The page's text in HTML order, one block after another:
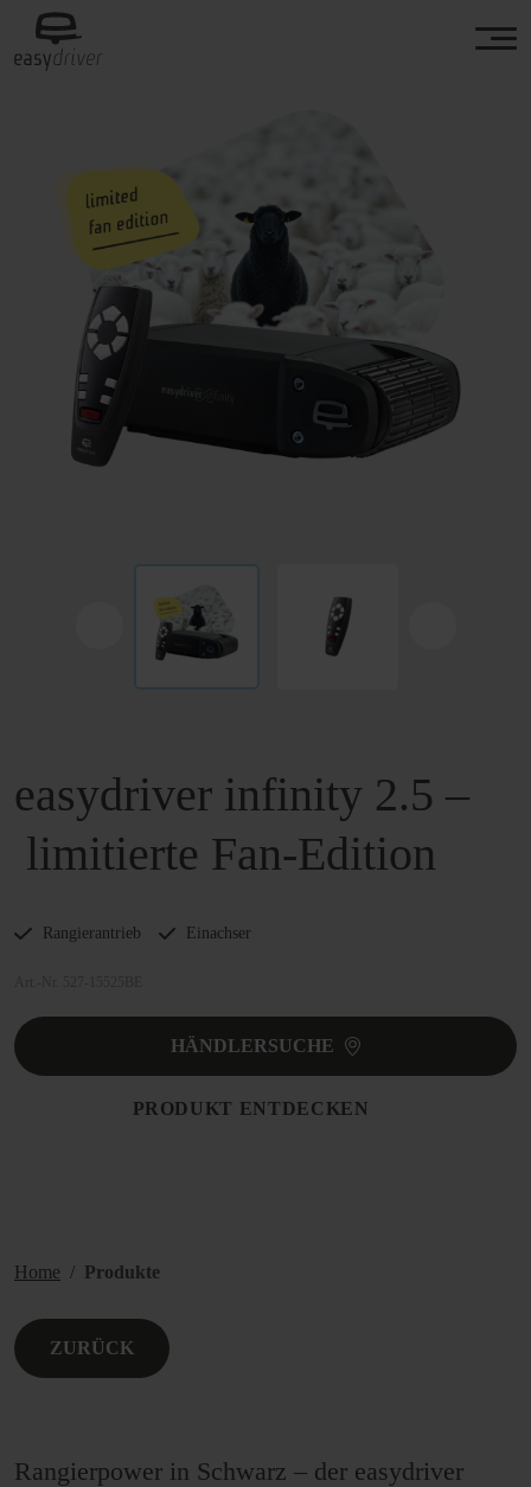
easydriver infinity 2.5 –
limitierte Fan-Edition
Rangierantrieb Einachser
HÄNDLERSUCHE
PRODUKT ENTDECKEN
Home Produkte
ZURÜCK
Rangierpower in Schwarz – der easydriver